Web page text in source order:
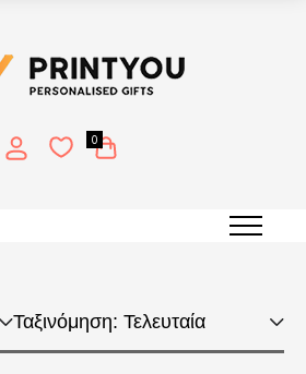
0